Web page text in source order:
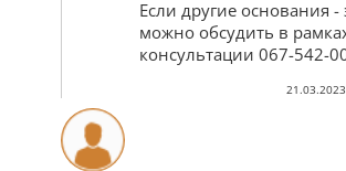
Если другие основания -
можно обсудить в
консультации 067-542-